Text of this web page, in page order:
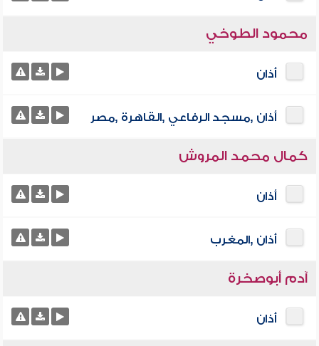
محمود الطوخي
أذان
أذان ,مسجد الرفاعي ,القاهرة ,مصر
كمال محمد المروش
أذان
أذان ,المغرب
آدم أبوصخرة
أذان